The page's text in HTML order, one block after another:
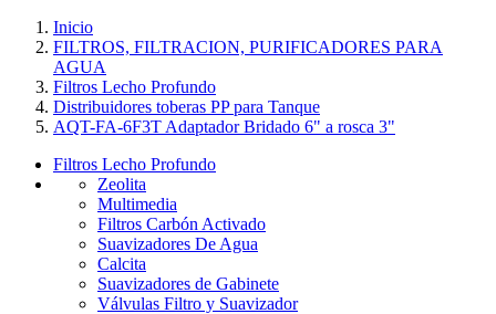
Inicio
FILTROS, FILTRACION, PURIFICADORES PARA
AGUA
Filtros Lecho Profundo
Distribuidores toberas PP para Tanque
AQT-FA-6F3T Adaptador Bridado 6" a rosca 3"
Filtros Lecho Profundo
Zeolita
Multimedia
Filtros Carbón Activado
Suavizadores De Agua
Calcita
Suavizadores de Gabinete
Válvulas Filtro y Suavizador